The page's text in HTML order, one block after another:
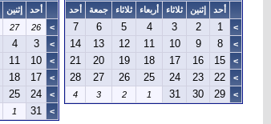
أحد إثنين ثلاثاء أربعاء ثلاثاء جمعة
أحد
>
1
2
3
4
5
6
7
>
8
9
10
11
12
13
14
>
15
16
17
18
19
20
21
>
22
23
24
25
26
27
28
>
29
30
31
1
2
3
4
أحد إثنين
>
26
27
>
3
4
>
10
11
>
17
18
>
24
25
>
31
1